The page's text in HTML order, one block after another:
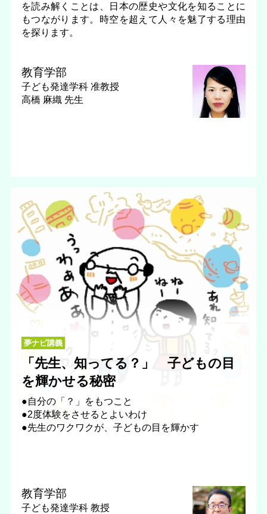
を読み解くことは、日本の歴史や文化を知ることに
もつながります。時空を超えて人々を魅了する理由
を探ります。
教育学部
子ども発達学科 准教授
高橋 麻織 先生
夢ナビ講義
「先生、知ってる？」 子どもの目
を輝かせる秘密
●自分の「？」をもつこと
●2度体験をさせるとよいわけ
●先生のワクワクが、子どもの目を輝かす
教育学部
子ども発達学科 教授